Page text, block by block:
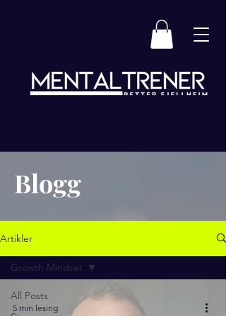
Blogg
Artikler
All Posts
Growth Mindset
5 min lesing